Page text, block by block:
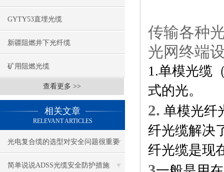
GYTY53直埋光缆
新疆阻燃井下光纤缆
矿用阻燃光缆
查看更多 >>
相关文章
RELEVANT ARTICLES
光电复合缆的选型对安全问题很重要
简单说说ADSS光缆安全防护措施
传输各种
光网终端
1.单模光缆
式的光。
2. 单模光纤
纤光缆解决
纤光缆是现